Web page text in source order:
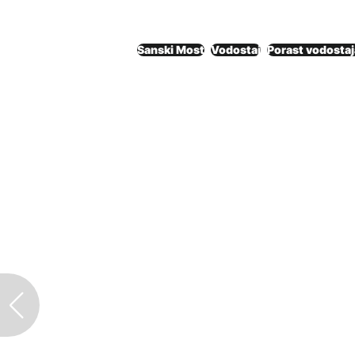
Sanski Most Vodostaj Porast